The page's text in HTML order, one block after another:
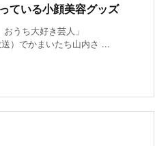
ている小顔美容グッズ
うち大好き芸人」
）でかまいたち山内さ ...